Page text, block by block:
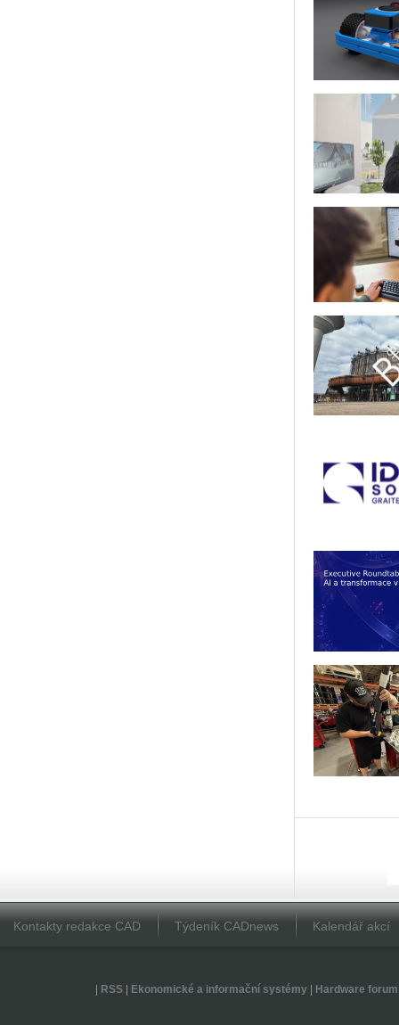
Kontakty redakce CAD Týdeník CADnews Kalendář akcí
RSS| Ekonomické a informační systémy| Hardware forum